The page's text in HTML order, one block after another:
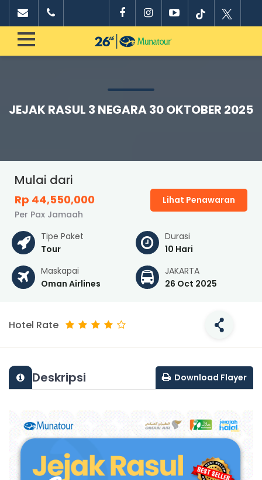
JEJAK RASUL 3 NEGARA 30 OKTOBER 2025
Tipe Paket
Tour
Durasi
10 Hari
Maskapai
Oman Airlines
JAKARTA
26 Oct 2025
Mulai dari
Rp 44,550,000
Per Pax Jamaah
Lihat Penawaran
Hotel Rate
Deskripsi Download Flayer